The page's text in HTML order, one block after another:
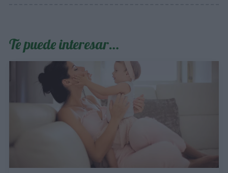
Te puede interesar…